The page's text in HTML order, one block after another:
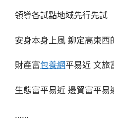
領導各試點地域先行先試
安身本身上風 鉚定高東西
財產富包養網平易近 文旅
生態富平易近 邊貿富平易
……